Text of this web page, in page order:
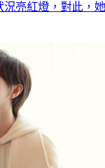
亮紅燈，對此，